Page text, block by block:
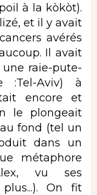
à la kòkòt).
et il y avait
avérés
Il avait
une raie-pute-
:Tel-Aviv) à
encore et
le plongeait
fond (tel un
dans un
métaphore
vu ses
On fit